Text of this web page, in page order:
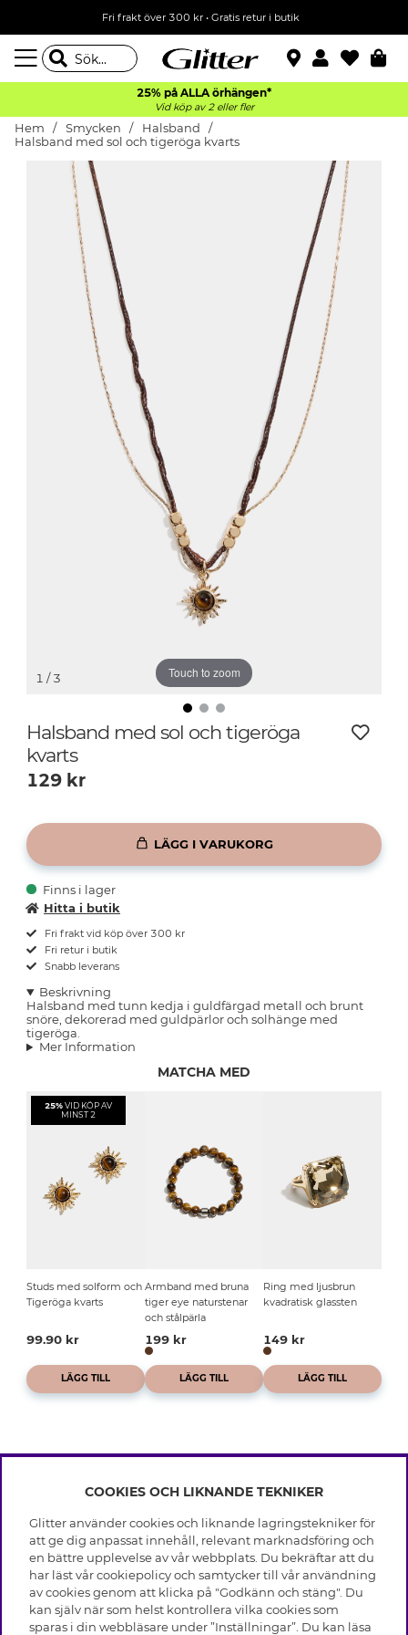
Fri frakt över 300 kr• Gratis retur i butik
25% på ALLA örhängen*
Vid köp av 2 eller fler
Hem Smycken
Halsband
Halsband med sol och tigeröga kvarts
Touch to zoom
1 / 3
Halsband med sol och tigeröga
kvarts
129 kr
LÄGG I VARUKORG
Finns i lager
Hitta i butik
Fri frakt vid köp över 300 kr
Fri retur i butik
Snabb leverans
Beskrivning
Halsband med tunn kedja i guldfärgad metall och brunt
snöre, dekorerad med guldpärlor och solhänge med
tigeröga.
Mer Information
MATCHA MED
25% VID KÖP AV
MINST 2
Studs med solform och
Tigeröga kvarts
99.90 kr
LÄGG TILL
Armband med bruna
tiger eye naturstenar
och stålpärla
199 kr
LÄGG TILL
Ring med ljusbrun
kvadratisk glassten
149 kr
LÄGG TILL
INFO
Leverans
Villkor
Integritetspolicy
Cookies
Medlemsvillkor
OM GLITTER
Black Friday
Våra butiker
Varumärken
HJÄLP
Vanliga frågor
COOKIES OCH LIKNANDE TEKNIKER
Glitter använder cookies och liknande lagringstekniker för
att ge dig anpassat innehåll, relevant marknadsföring och
en bättre upplevelse av vår webbplats. Du bekräftar att du
har läst vår cookiepolicy och samtycker till vår användning
av cookies genom att klicka på "Godkänn och stäng". Du
kan själv när som helst kontrollera vilka cookies som
sparas i din webbläsare under ”Inställningar”. Du kan läsa